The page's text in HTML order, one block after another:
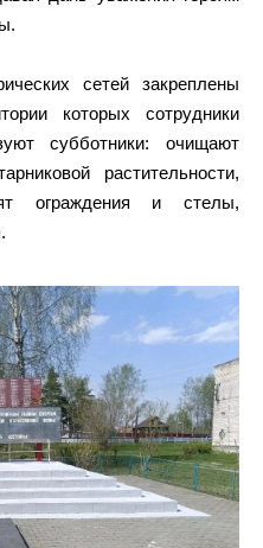
сетей закреплены
которых сотрудники
субботники: очищают
растительности,
ограждения и стелы,